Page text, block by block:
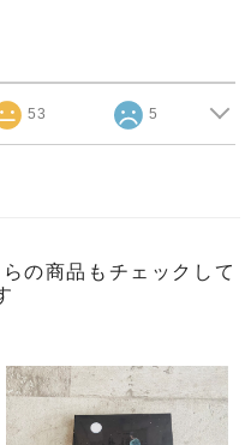
53 5
の商品もチェックして